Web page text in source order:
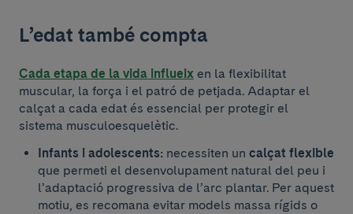
L’edat també compta
Cada etapa de la vida influeix en la flexibilitat
muscular, la força i el patró de petjada. Adaptar el
calçat a cada edat és essencial per protegir el
sistema musculoesquelètic.
Infants i adolescents: necessiten un calçat flexible
que permeti el desenvolupament natural del peu i
l’adaptació progressiva de l’arc plantar. Per aquest
motiu, es recomana evitar models massa rígids o